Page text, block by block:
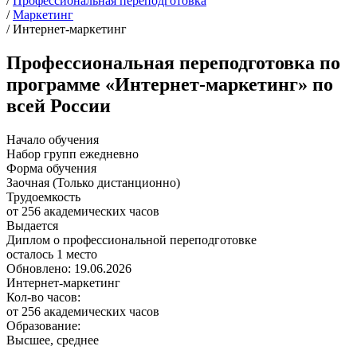
/ Маркетинг
/ Интернет-маркетинг
Профессиональная переподготовка по
программе «Интернет-маркетинг» по
всей России
Начало обучения
Набор групп ежедневно
Форма обучения
Заочная (Только дистанционно)
Трудоемкость
от 256 академических часов
Выдается
Диплом о профессиональной переподготовке
осталось 1 место
Обновлено: 19.06.2026
Интернет-маркетинг
Кол-во часов:
от 256 академических часов
Образование:
Высшее, среднее